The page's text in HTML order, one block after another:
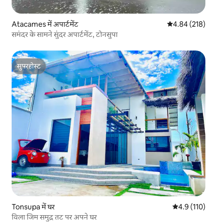
Atacames में अपार्टमेंट औसत रेटिंग 5 में से
4.84 (218)
समंदर के सामने सुंदर अपार्टमेंट, टोनसुपा
सुपरहोस्ट
सुपरहोस्ट
Tonsupa में घर औसत रेटिंग 5 में
4.9 (110)
विला जिम समुद्र तट पर अपने घर